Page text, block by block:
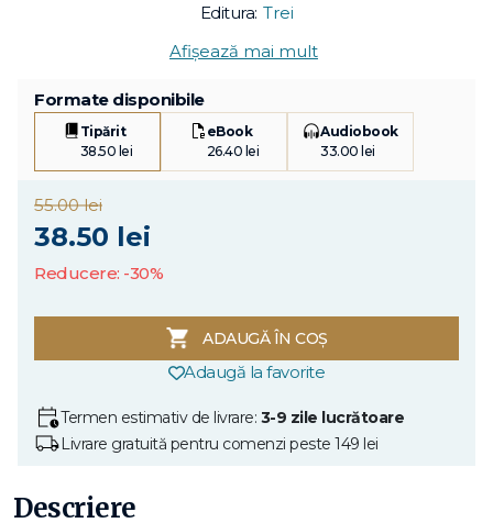
Editura: Trei
Afișează mai mult
Formate disponibile
Tipărit
38.50 lei
eBook
26.40 lei
Audiobook
33.00 lei
55.00 lei
38.50 lei
Reducere: -30%
ADAUGĂ ÎN COȘ
Adaugă la favorite
Termen estimativ de livrare: 3-9 zile lucrătoare
Livrare gratuită pentru comenzi peste 149 lei
Descriere